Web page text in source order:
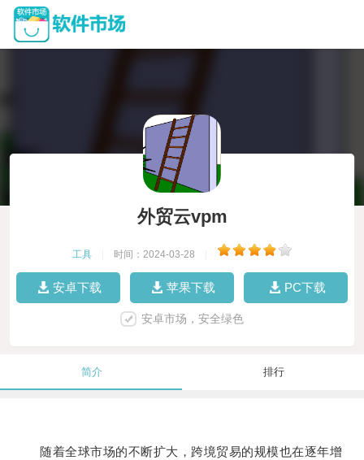
外贸云vpm
工具 时间：2024-03-28
安卓下载 苹果下载 PC下载
安卓市场，安全绿色
简介 排行
随着全球市场的不断扩大，跨境贸易的规模也在逐年增